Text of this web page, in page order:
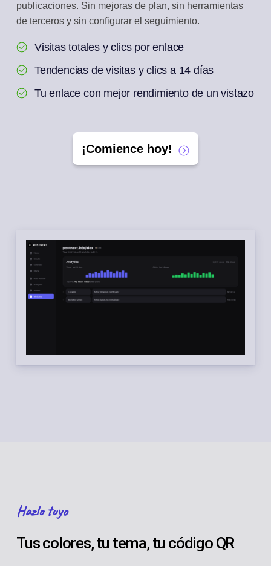
publicaciones. Sin mejoras de plan, sin herramientas
de terceros y sin configurar el seguimiento.
Visitas totales y clics por enlace
Tendencias de visitas y clics a 14 días
Tu enlace con mejor rendimiento de un vistazo
¡Comience hoy!
Hazlo tuyo
Tus colores, tu tema, tu código QR